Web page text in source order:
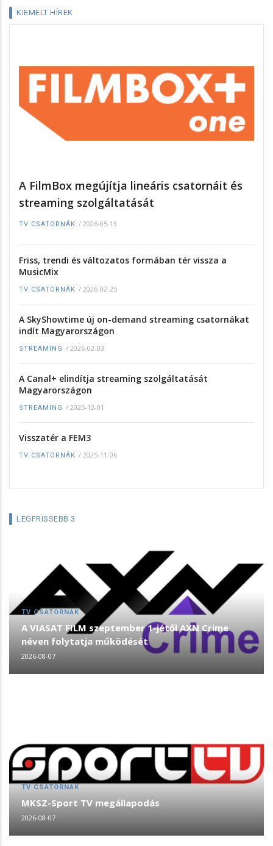
KIEMELT HÍREK
A FilmBox megújítja lineáris csatornáit és
streaming szolgáltatását
TV CSATORNÁK / 2026-05-13
Friss, trendi és változatos formában tér vissza a
MusicMix
TV CSATORNÁK / 2026-02-25
A SkyShowtime új on-demand streaming csatornákat
indít Magyarországon
STREAMING / 2026-02-03
A Canal+ elindítja streaming szolgáltatását
Magyarországon
STREAMING / 2025-12-01
Visszatér a FEM3
TV CSATORNÁK / 2025-11-06
LEGFRISSEBB 3
TV CSATORNÁK
A VIASAT FILM szeptember 1-jétől AXN Crime
néven folytatja működését
2026-08-07
TV CSATORNÁK
MKSZ-Sport TV megállapodás
2026-08-07